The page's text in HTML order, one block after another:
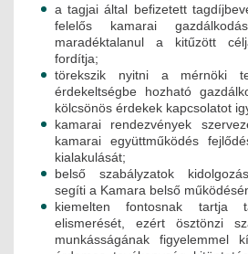
a tagjai által befizetett
felelős kamarai
maradéktalanul a kitűzött
fordítja;
törekszik nyitni a mérnöki
érdekeltségbe hozható
kölcsönös érdekek kapcsolatot
kamarai rendezvények
kamarai együttműködés
kialakulását;
belső szabályzatok
segíti a Kamara belső
kiemelten fontosnak tartja
elismerését, ezért ösztönzi
munkásságának figyelemmel